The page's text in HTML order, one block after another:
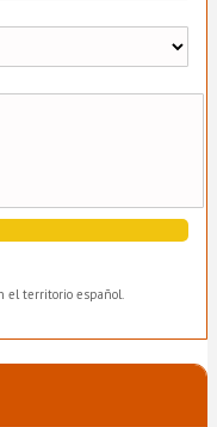
el territorio español.